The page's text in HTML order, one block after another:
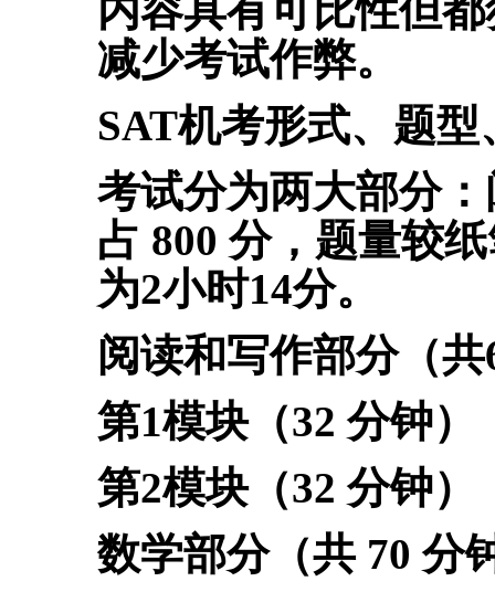
内容具有可比性但
减少考试作弊。
SAT机考形式、题型
考试分为两大部分
占 800 分，题量较
为2小时14分。
阅读和写作部分（
第1模块（32 分钟）
第2模块（32 分钟）
数学部分（共 70 分